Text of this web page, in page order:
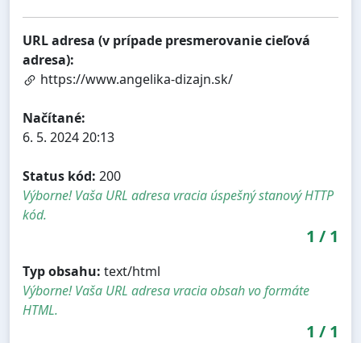
URL adresa (v prípade presmerovanie cieľová
adresa):
https://www.angelika-dizajn.sk/
Načítané:
6. 5. 2024 20:13
Status kód: 200
Výborne! Vaša URL adresa vracia úspešný stanový HTTP
kód.
1 / 1
Typ obsahu: text/html
Výborne! Vaša URL adresa vracia obsah vo formáte
HTML.
1 / 1